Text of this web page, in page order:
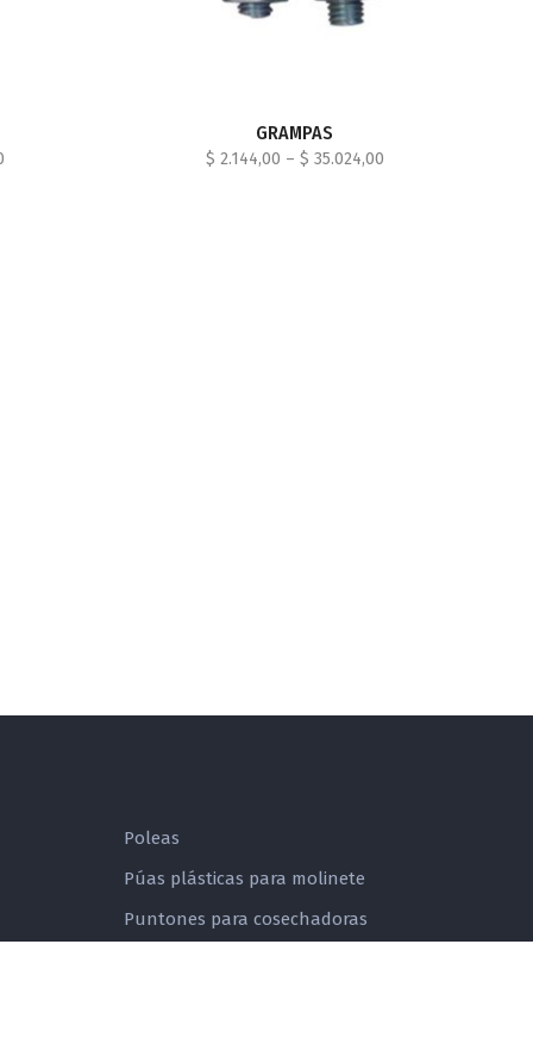
SELECCIONAR OPCIONES
GRAMPAS
$ 2.144,00 – $ 35.024,00
Poleas
Púas plásticas para molinete
Puntones para cosechadoras